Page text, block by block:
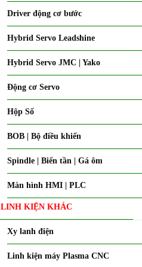
Driver động cơ bước
Hybrid Servo Leadshine
Hybrid Servo JMC | Yako
Động cơ Servo
Hộp Số
BOB | Bộ điều khiển
Spindle | Biến tần | Gá ôm
Màn hình HMI | PLC
LINH KIỆN KHÁC
Xy lanh điện
Linh kiện máy Plasma CNC